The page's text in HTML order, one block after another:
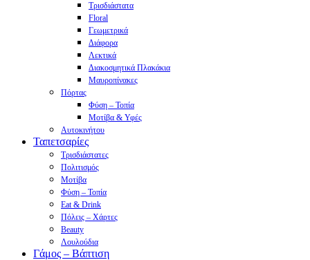
Τρισδιάστατα
Floral
Γεωμετρικά
Διάφορα
Λεκτικά
Διακοσμητικά Πλακάκια
Μαυροπίνακες
Πόρτας
Φύση – Τοπία
Μοτίβα & Υφές
Αυτοκινήτου
Ταπετσαρίες
Τρισδιάστατες
Πολιτισμός
Μοτίβα
Φύση – Τοπία
Eat & Drink
Πόλεις – Χάρτες
Beauty
Λουλούδια
Γάμος – Βάπτιση